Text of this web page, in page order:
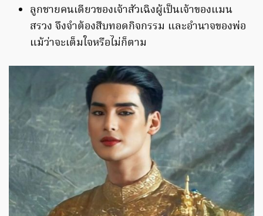
ลูกชายคนเดียวของเจ้าสัวเฉิงผู้เป็นเจ้าของแมน
สรวง จึงจำต้องสืบทอดกิจกรรม และอำนาจของพ่อ
แม้ว่าจะเต็มใจหรือไม่ก็ตาม